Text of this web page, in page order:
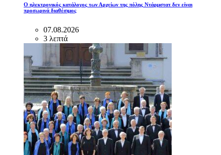
Ο ηλεκτρονικός κατάλογος των Αρχείων της πόλης Ντάρμστατ δεν είναι
προσωρινά διαθέσιμος
07.08.2026
3 λεπτά